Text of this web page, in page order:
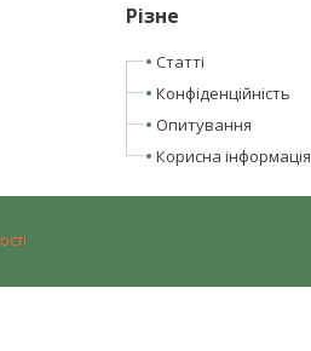
Різне
Статті
Конфіденційність
Опитування
Корисна інформація